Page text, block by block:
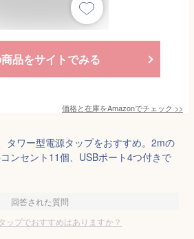
品をサイトでみる
価格と在庫をAmazonでチェック >>
タワー型電源タップをおすすめ。2mの
ンセント11個、USBポート4つ付きで
回答された質問
ップでおすすめはありますか？